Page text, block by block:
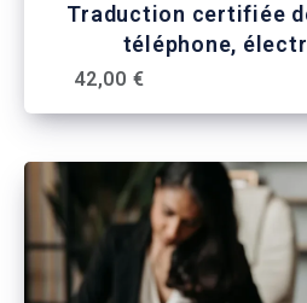
Traduction certifiée
téléphone,
42,00 €